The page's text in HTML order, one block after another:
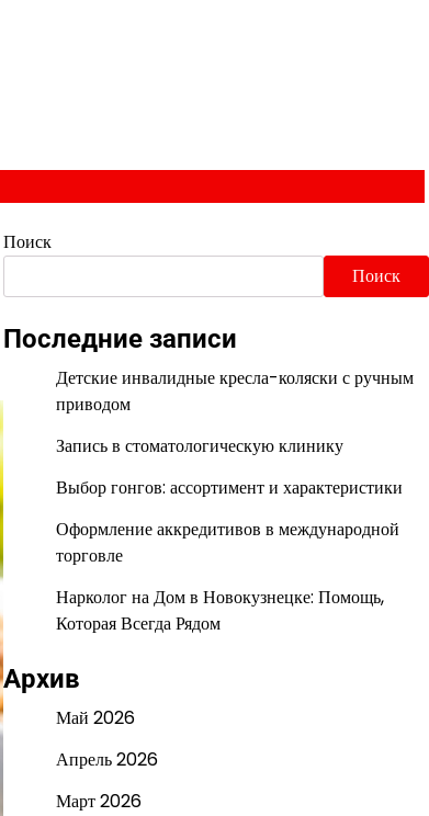
Поиск
Поиск
Последние записи
Детские инвалидные кресла-коляски с ручным
приводом
Запись в стоматологическую клинику
Выбор гонгов: ассортимент и характеристики
Оформление аккредитивов в международной
торговле
Нарколог на Дом в Новокузнецке: Помощь,
Которая Всегда Рядом
Архив
Май 2026
Апрель 2026
Март 2026